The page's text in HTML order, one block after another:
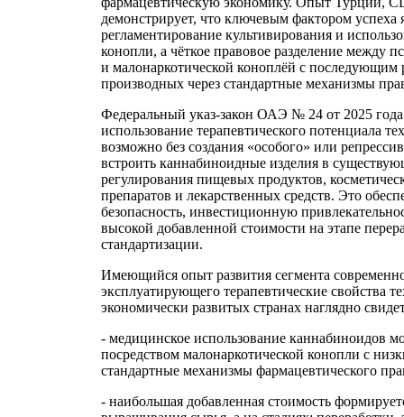
демонстрирует, что ключевым фактором успеха
регламентирование культивирования и
конопли, а чёткое правовое разделение между
и малонаркотической коноплёй с последующим
производных через стандартные механизмы
Федеральный указ-закон ОАЭ № 24 от 2025 года
использование терапевтического потенциала
возможно без создания «особого» или
встроить каннабиноидные изделия в
регулирования пищевых продуктов,
препаратов и лекарственных средств. Это
безопасность, инвестиционную
высокой добавленной стоимости на этапе
стандартизации.
Имеющийся опыт развития сегмента
эксплуатирующего терапевтические свойства
экономически развитых странах наглядно
- медицинское использование каннабиноидов
посредством малонаркотической конопли с
стандартные механизмы фармацевтического
- наибольшая добавленная стоимость